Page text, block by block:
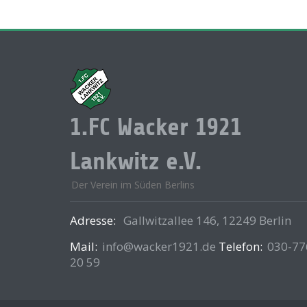
1.FC Wacker 1921
Lankwitz e.V.
Der Verein im Süden Berlins
Adresse: Gallwitzallee 146, 12249 Berlin
Mail: info@wacker1921.de Telefon: 030-
20 59